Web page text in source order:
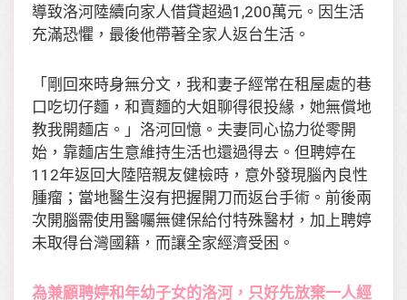
導致洛河陸續向家人借貸超過1,200萬元。因生活
充滿恐懼，最後他帶著全家人返台生活。
「剛回來時身無分文，我和妻子經常在租屋處的巷
口吃切仔麵，和賣麵的大姐聊得很投緣，她無償地
教我開麵店。」洛河回憶。夫妻同心協力從零開
始，靠麵店生意維持生活也還過得去。但聘婷在
112年返回大陸陪親友健檢時，意外發現腦內良性
腫瘤；當地醫生沒有把握開刀而返台手術。前後兩
次開腦需使用醫囑無健保給付特殊醫材，加上聘婷
未取得台灣國籍，而讓全家經濟受困。
為兼顧聘婷和年幼子女的洛河，只好先放棄一人經